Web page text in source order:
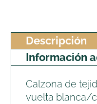
cantidad
Descripción
Información
Calzona de
vuelta blanca/